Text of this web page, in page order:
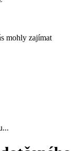
mohly zajímat